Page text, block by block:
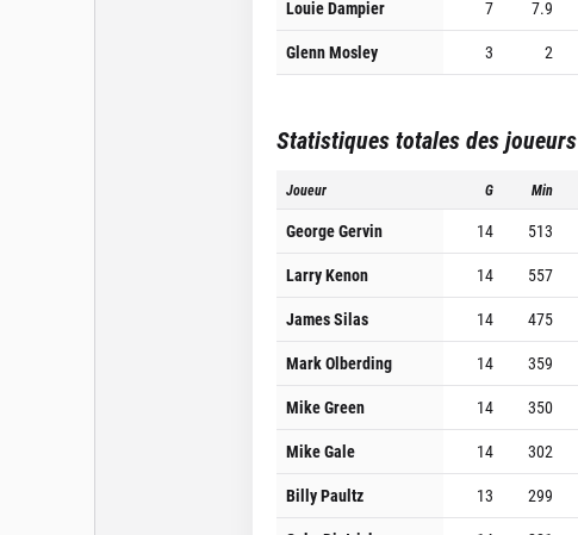
Louie Dampier
7 7.9
Glenn Mosley
3 2
Statistiques totales des joueurs
Joueur G Min
George Gervin 14 513
Larry Kenon
14 557
James Silas
14 475
Mark Olberding
14 359
Mike Green
14 350
Mike Gale
14 302
Billy Paultz
13 299